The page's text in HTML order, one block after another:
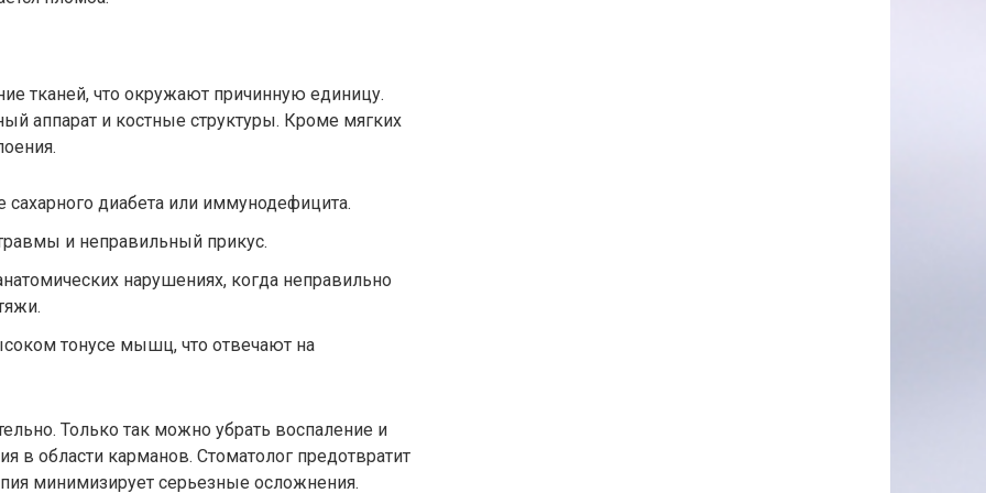
тканей, что окружают причинную единицу.
аппарат и костные структуры. Кроме мягких
сахарного диабета или иммунодефицита.
и неправильный прикус.
нарушениях, когда неправильно
тонусе мышц, что отвечают на
Только так можно убрать воспаление и
в области карманов. Стоматолог предотвратит
минимизирует серьезные осложнения.